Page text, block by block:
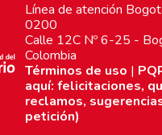
Línea de atención
0200
Calle 12C Nº 6-25 -
Colombia
Términos de uso |
aquí: felicitaciones,
reclamos,
petición)